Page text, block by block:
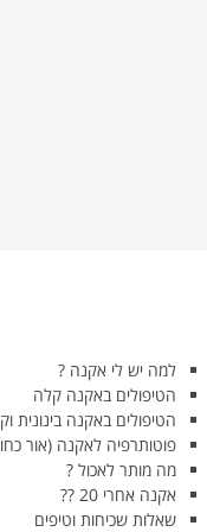
למה יש לי אקנה ?
הטיפולים באקנה קלה
הטיפולים באקנה בינונית
פוטותרפיה לאקנה (אור
מה מותר לאכול ?
אקנה אחרי 20 ??
שאלות שכיחות וטיפים